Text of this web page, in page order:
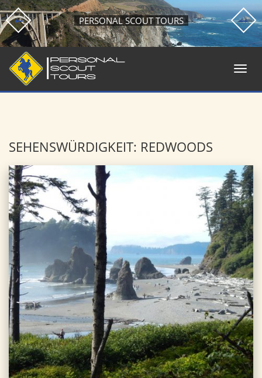
PERSONAL SCOUT TOURS
SEHENSWÜRDIGKEIT: REDWOODS